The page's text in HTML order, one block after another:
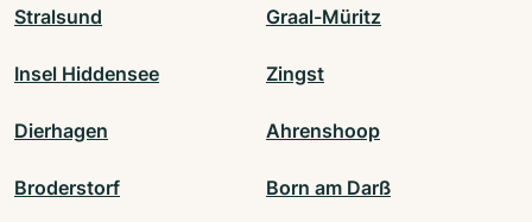
Stralsund Graal-Müritz
Insel Hiddensee Zingst
Dierhagen Ahrenshoop
Broderstorf Born am Darß